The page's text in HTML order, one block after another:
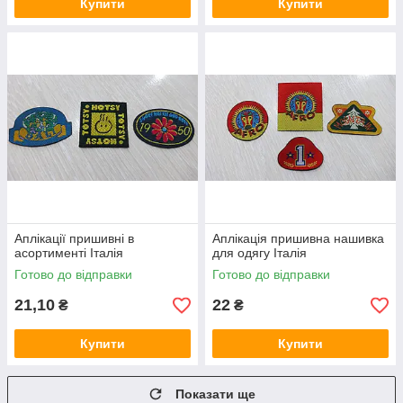
Купити Купити
Аплікації пришивні в
асортименті Італія
Готово до відправки
21,10 ₴
Купити
Аплікація пришивна нашивка
для одягу Італія
Готово до відправки
22 ₴
Купити
Показати ще